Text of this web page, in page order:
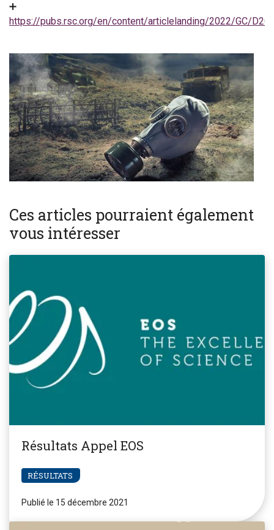
➕
https://pubs.rsc.org/en/content/articlelanding/2022/GC/
Ces articles pourraient également
vous intéresser
Résultats Appel EOS
RÉSULTATS
Publié le 15 décembre 2021